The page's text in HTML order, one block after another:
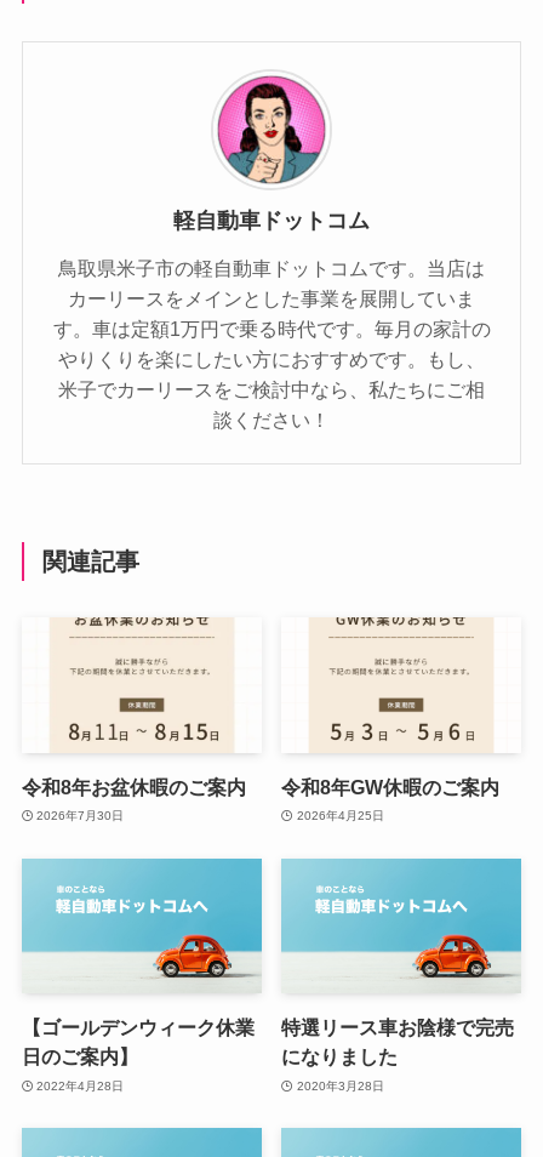
軽自動車ドットコム
鳥取県米子市の軽自動車ドットコムです。当店は
カーリースをメインとした事業を展開していま
す。車は定額1万円で乗る時代です。毎月の家計の
やりくりを楽にしたい方におすすめです。もし、
米子でカーリースをご検討中なら、私たちにご相
談ください！
関連記事
令和8年お盆休暇のご案内
2026年7月30日
令和8年GW休暇のご案内
2026年4月25日
【ゴールデンウィーク休業
日のご案内】
2022年4月28日
特選リース車お陰様で完売
になりました
2020年3月28日